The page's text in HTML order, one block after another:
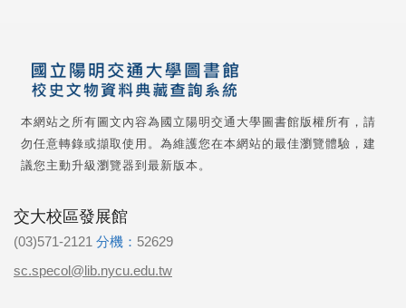
本網站之所有圖文內容為國立陽明交通大學圖書館版權所有，請
勿任意轉錄或擷取使用。為維護您在本網站的最佳瀏覽體驗，建
議您主動升級瀏覽器到最新版本。
交大校區發展館
(03)571-2121 分機： 52629
sc.specol@lib.nycu.edu.tw